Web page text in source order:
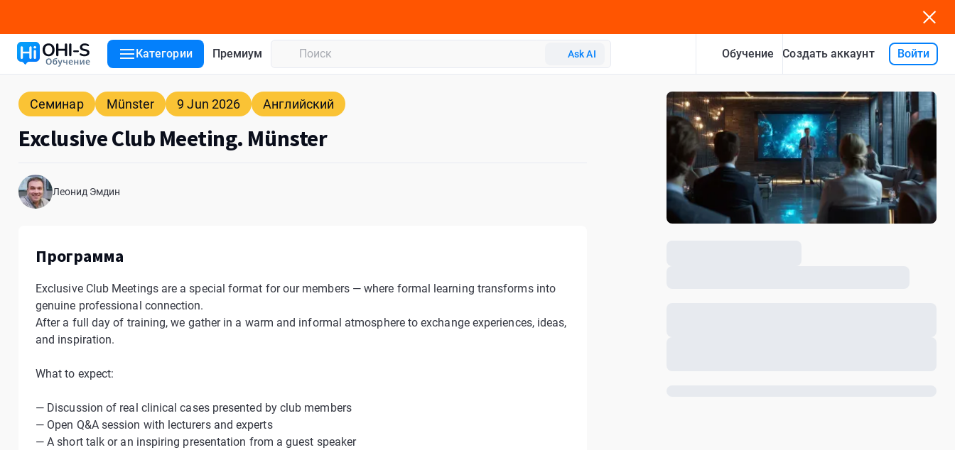
Категории Премиум Ask AI Обучение Создать аккаунт Войти
Семинар Münster 9 Jun 2026 Английский
Exclusive Club Meeting. Münster
Леонид Эмдин
Программа
Exclusive Club Meetings are a special format for our members — where formal learning transforms into
genuine professional connection.
After a full day of training, we gather in a warm and informal atmosphere to exchange experiences, ideas,
and inspiration.
What to expect:
— Discussion of real clinical cases presented by club members
— Open Q&A session with lecturers and experts
— A short talk or an inspiring presentation from a guest speaker